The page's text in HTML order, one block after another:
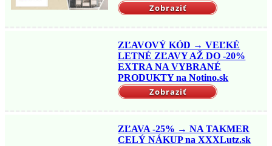
Zobraziť
ZĽAVOVÝ KÓD → VEĽKÉ
LETNÉ ZĽAVY AŽ DO -20%
EXTRA NA VYBRANÉ
PRODUKTY na Notino.sk
Zobraziť
ZĽAVA -25% → NA TAKMER
CELÝ NÁKUP na XXXLutz.sk